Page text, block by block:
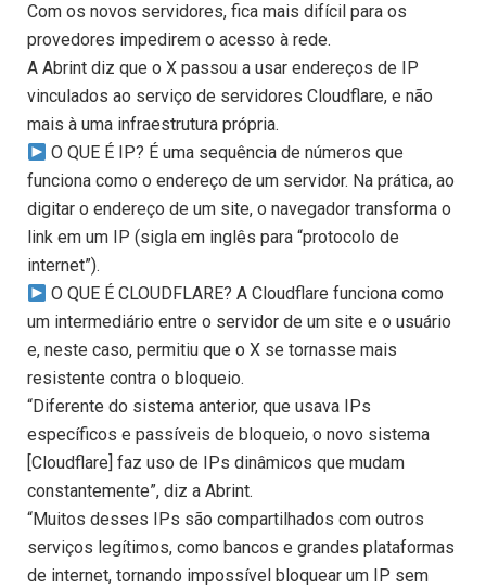
Com os novos servidores, fica mais difícil para os
provedores impedirem o acesso à rede.
A Abrint diz que o X passou a usar endereços de IP
vinculados ao serviço de servidores Cloudflare, e não
mais à uma infraestrutura própria.
O QUE É IP? É uma sequência de números que
funciona como o endereço de um servidor. Na prática, ao
digitar o endereço de um site, o navegador transforma o
link em um IP (sigla em inglês para “protocolo de
internet”).
O QUE É CLOUDFLARE? A Cloudflare funciona como
um intermediário entre o servidor de um site e o usuário
e, neste caso, permitiu que o X se tornasse mais
resistente contra o bloqueio.
“Diferente do sistema anterior, que usava IPs
específicos e passíveis de bloqueio, o novo sistema
[Cloudflare] faz uso de IPs dinâmicos que mudam
constantemente”, diz a Abrint.
“Muitos desses IPs são compartilhados com outros
serviços legítimos, como bancos e grandes plataformas
de internet, tornando impossível bloquear um IP sem